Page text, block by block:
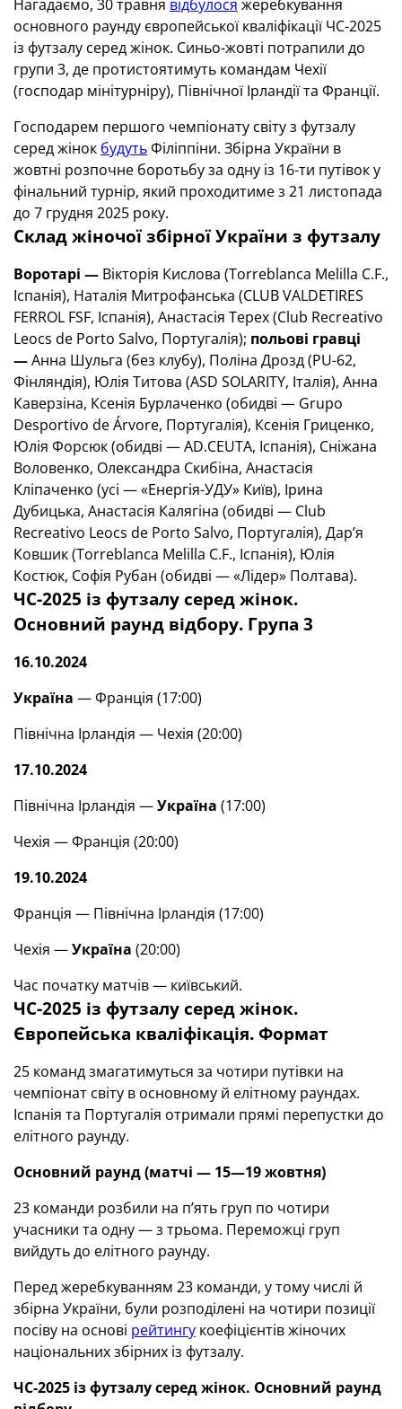
Нагадаємо, 30 травня відбулося жеребкування
основного раунду європейської кваліфікації ЧС-2025
із футзалу серед жінок. Синьо-жовті потрапили до
групи 3, де протистоятимуть командам Чехії
(господар мінітурніру), Північної Ірландії та Франції.
Господарем першого чемпіонату світу з футзалу
серед жінок будутьФіліппіни. Збірна України в
жовтні розпочне боротьбу за одну із 16-ти путівок у
фінальний турнір, який проходитиме з 21 листопада
до 7 грудня 2025 року.
Склад жіночої збірної України з футзалу
Воротарі — Вікторія Кислова (Torreblanca Melilla C.F.,
Іспанія), Наталія Митрофанська (CLUB VALDETIRES
FERROL FSF, Іспанія), Анастасія Терех (Club Recreativo
Leocs de Porto Salvo, Португалія); польові гравці
—Анна Шульга (без клубу), Поліна Дрозд (PU-62,
Фінляндія), Юлія Титова (ASD SOLARITY, Італія), Анна
Каверзіна, Ксенія Бурлаченко (обидві — Grupo
Desportivo de Árvore, Португалія), Ксенія Гриценко,
Юлія Форсюк (обидві — AD.CEUTA, Іспанія), Сніжана
Воловенко, Олександра Скибіна, Анастасія
Кліпаченко (усі — «Енергія-УДУ» Київ), Ірина
Дубицька, Анастасія Калягіна (обидві — Club
Recreativo Leocs de Porto Salvo, Португалія), Дар’я
Ковшик (Torreblanca Melilla C.F., Іспанія), Юлія
Костюк, Софія Рубан (обидві — «Лідер» Полтава).
ЧС-2025 із футзалу серед жінок.
Основний раунд відбору. Група 3
16.10.2024
Україна — Франція (17:00)
Північна Ірландія — Чехія (20:00)
17.10.2024
Північна Ірландія —Україна (17:00)
Чехія — Франція (20:00)
19.10.2024
Франція — Північна Ірландія (17:00)
Чехія —Україна (20:00)
Час початку матчів — київський.
ЧС-2025 із футзалу серед жінок.
Європейська кваліфікація. Формат
25 команд змагатимуться за чотири путівки на
чемпіонат світу в основному й елітному раундах.
Іспанія та Португалія отримали прямі перепустки до
елітного раунду.
Основний раунд (матчі — 15—19 жовтня)
23 команди розбили на п’ять груп по чотири
учасники та одну — з трьома. Переможці груп
вийдуть до елітного раунду.
Перед жеребкуванням 23 команди, у тому числі й
збірна України, були розподілені на чотири позиції
посіву на основі рейтингу коефіцієнтів жіночих
національних збірних із футзалу.
ЧС-2025 із футзалу серед жінок. Основний раунд